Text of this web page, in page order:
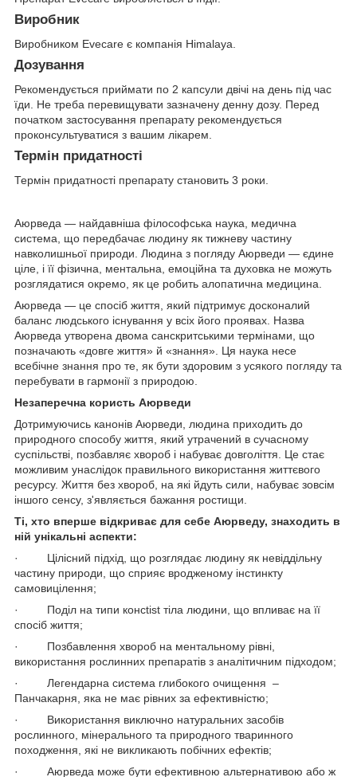
Виробник
Виробником Evecare є компанія Himalaya.
Дозування
Рекомендується приймати по 2 капсули двічі на день під час
їди. Не треба перевищувати зазначену денну дозу. Перед
початком застосування препарату рекомендується
проконсультуватися з вашим лікарем.
Термін придатності
Термін придатності препарату становить 3 роки.
Аюрведа — найдавніша філософська наука, медична
система, що передбачає людину як тижневу частину
навколишньої природи. Людина з погляду Аюрведи — єдине
ціле, і її фізична, ментальна, емоційна та духовка не можуть
розглядатися окремо, як це робить алопатична медицина.
Аюрведа — це спосіб життя, який підтримує досконалий
баланс людського існування у всіх його проявах. Назва
Аюрведа утворена двома санскритськими термінами, що
позначають «довге життя» й «знання». Ця наука несе
всебічне знання про те, як бути здоровим з усякого погляду та
перебувати в гармонії з природою.
Незаперечна користь Аюрведи
Дотримуючись канонів Аюрведи, людина приходить до
природного способу життя, який утрачений в сучасному
суспільстві, позбавляє хвороб і набуває довголіття. Це стає
можливим унаслідок правильного використання життєвого
ресурсу. Життя без хвороб, на які йдуть сили, набуває зовсім
іншого сенсу, з'являється бажання ростищи.
Ті, хто вперше відкриває для себе Аюрведу, знаходить в
ній унікальні аспекти:
· Цілісний підхід, що розглядає людину як невіддільну
частину природи, що сприяє вродженому інстинкту
самовицілення;
· Поділ на типи консtist тіла людини, що впливає на її
спосіб життя;
· Позбавлення хвороб на ментальному рівні,
використання рослинних препаратів з аналітичним підходом;
· Легендарна система глибокого очищення –
Панчакарня, яка не має рівних за ефективністю;
· Використання виключно натуральних засобів
рослинного, мінерального та природного тваринного
походження, які не викликають побічних ефектів;
· Аюрведа може бути ефективною альтернативою або ж